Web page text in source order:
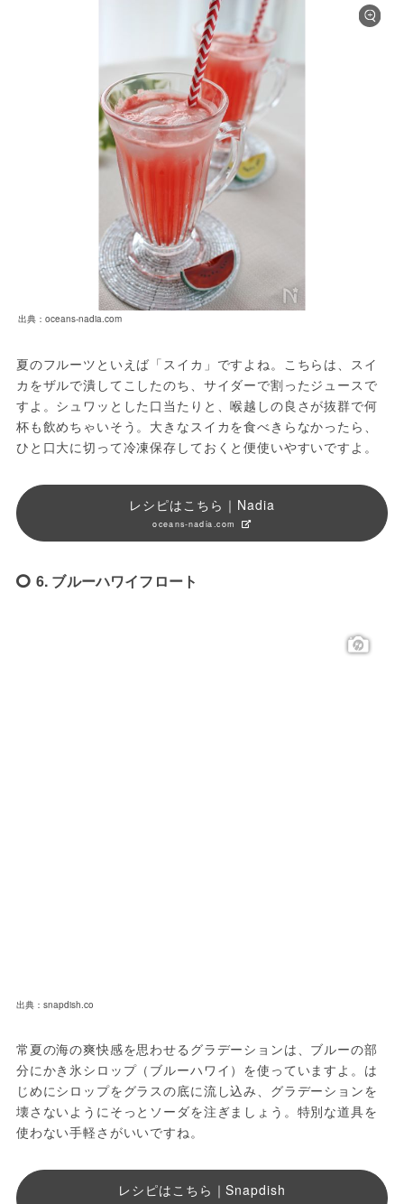
出典：oceans-nadia.com
夏のフルーツといえば「スイカ」ですよね。こちらは、スイ
カをザルで潰してこしたのち、サイダーで割ったジュースで
すよ。シュワッとした口当たりと、喉越しの良さが抜群で何
杯も飲めちゃいそう。大きなスイカを食べきらなかったら、
ひと口大に切って冷凍保存しておくと便使いやすいですよ。
レシピはこちら｜Nadia
oceans-nadia.com
6. ブルーハワイフロート
出典：snapdish.co
常夏の海の爽快感を思わせるグラデーションは、ブルーの部
分にかき氷シロップ（ブルーハワイ）を使っていますよ。は
じめにシロップをグラスの底に流し込み、グラデーションを
壊さないようにそっとソーダを注ぎましょう。特別な道具を
使わない手軽さがいいですね。
レシピはこちら｜Snapdish